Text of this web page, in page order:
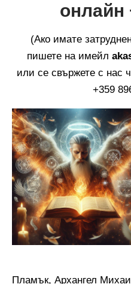
(Ако имате
пишете на имейл
или се свържете с нас
+359
Пламък, Архангел